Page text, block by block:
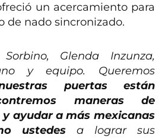
un acercamiento para
de nado sincronizado.
Glenda Inzunza,
y equipo. Queremos
puertas están
maneras de
ayudar a más mexicanas
ustedes a lograr sus